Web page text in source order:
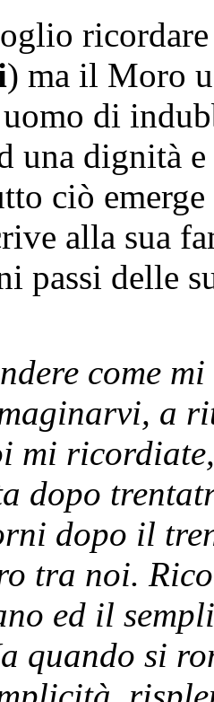
) ma il Moro
di
una dignità
ciò
alla sua
passi delle
come
a
mi
dopo
dopo il
tra noi.
ed il
quando si